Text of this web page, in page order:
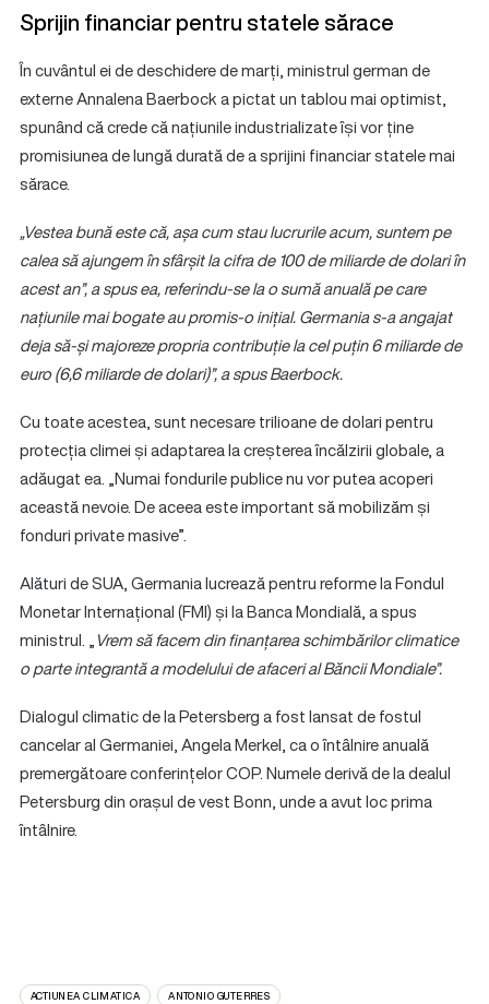
Sprijin financiar pentru statele sărace
În cuvântul ei de deschidere de marți, ministrul german de
externe Annalena Baerbock a pictat un tablou mai optimist,
spunând că crede că națiunile industrializate își vor ține
promisiunea de lungă durată de a sprijini financiar statele mai
sărace.
„Vestea bună este că, așa cum stau lucrurile acum, suntem pe
calea să ajungem în sfârșit la cifra de 100 de miliarde de dolari în
acest an”, a spus ea, referindu-se la o sumă anuală pe care
națiunile mai bogate au promis-o inițial. Germania s-a angajat
deja să-și majoreze propria contribuție la cel puțin 6 miliarde de
euro (6,6 miliarde de dolari)”, a spus Baerbock.
Cu toate acestea, sunt necesare trilioane de dolari pentru
protecția climei și adaptarea la creșterea încălzirii globale, a
adăugat ea. „Numai fondurile publice nu vor putea acoperi
această nevoie. De aceea este important să mobilizăm și
fonduri private masive”.
Alături de SUA, Germania lucrează pentru reforme la Fondul
Monetar Internațional (FMI) și la Banca Mondială, a spus
ministrul. „Vrem să facem din finanțarea schimbărilor climatice
o parte integrantă a modelului de afaceri al Băncii Mondiale”.
Dialogul climatic de la Petersberg a fost lansat de fostul
cancelar al Germaniei, Angela Merkel, ca o întâlnire anuală
premergătoare conferințelor COP. Numele derivă de la dealul
Petersburg din orașul de vest Bonn, unde a avut loc prima
întâlnire.
ACTIUNEA CLIMATICA ANTONIO GUTERRES